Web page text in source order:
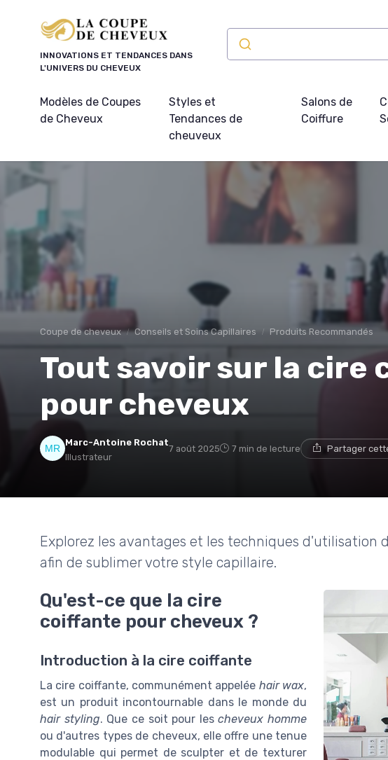
INNOVATIONS ET TENDANCES DANS
L'UNIVERS DU CHEVEUX
Modèles de Coupes
de Cheveux
Styles et
Tendances de
cheuveux
Salons de
Coiffure
Coupe de cheveux Conseils et Soins Capillaires Produits Recommandés
Tout savoir sur la cire
pour cheveux
Marc-Antoine Rochat
Illustrateur
7 août 2025 7 min de lecture Partager
Explorez les avantages et les techniques d'utilisation
afin de sublimer votre style capillaire.
Qu'est-ce que la cire
coiffante pour cheveux ?
Introduction à la cire coiffante
La cire coiffante, communément appelée hair wax,
est un produit incontournable dans le monde du
hair styling. Que ce soit pour lescheveux homme
ou d'autres types de cheveux, elle offre une tenue
modulable qui permet de sculpter et de texturer